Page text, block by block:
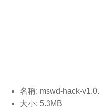
名稱: mswd-hack-v1.0.
大小: 5.3MB